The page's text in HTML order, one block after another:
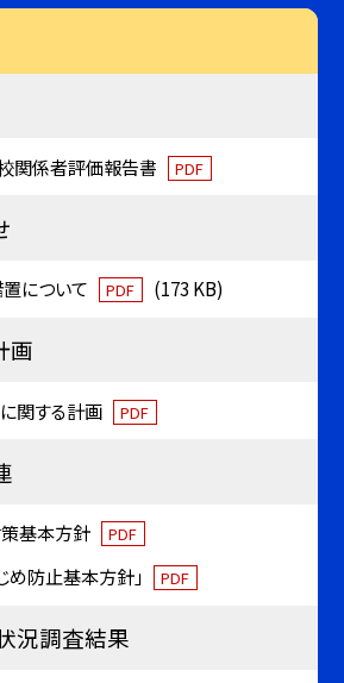
係者評価報告書 PDF
について PDF (173 KB)
画
関する計画 PDF
基本方針 PDF
め防止基本方針」 PDF
況調査結果